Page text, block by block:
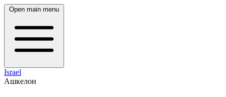
Open main menu
Israel
Ашкелон